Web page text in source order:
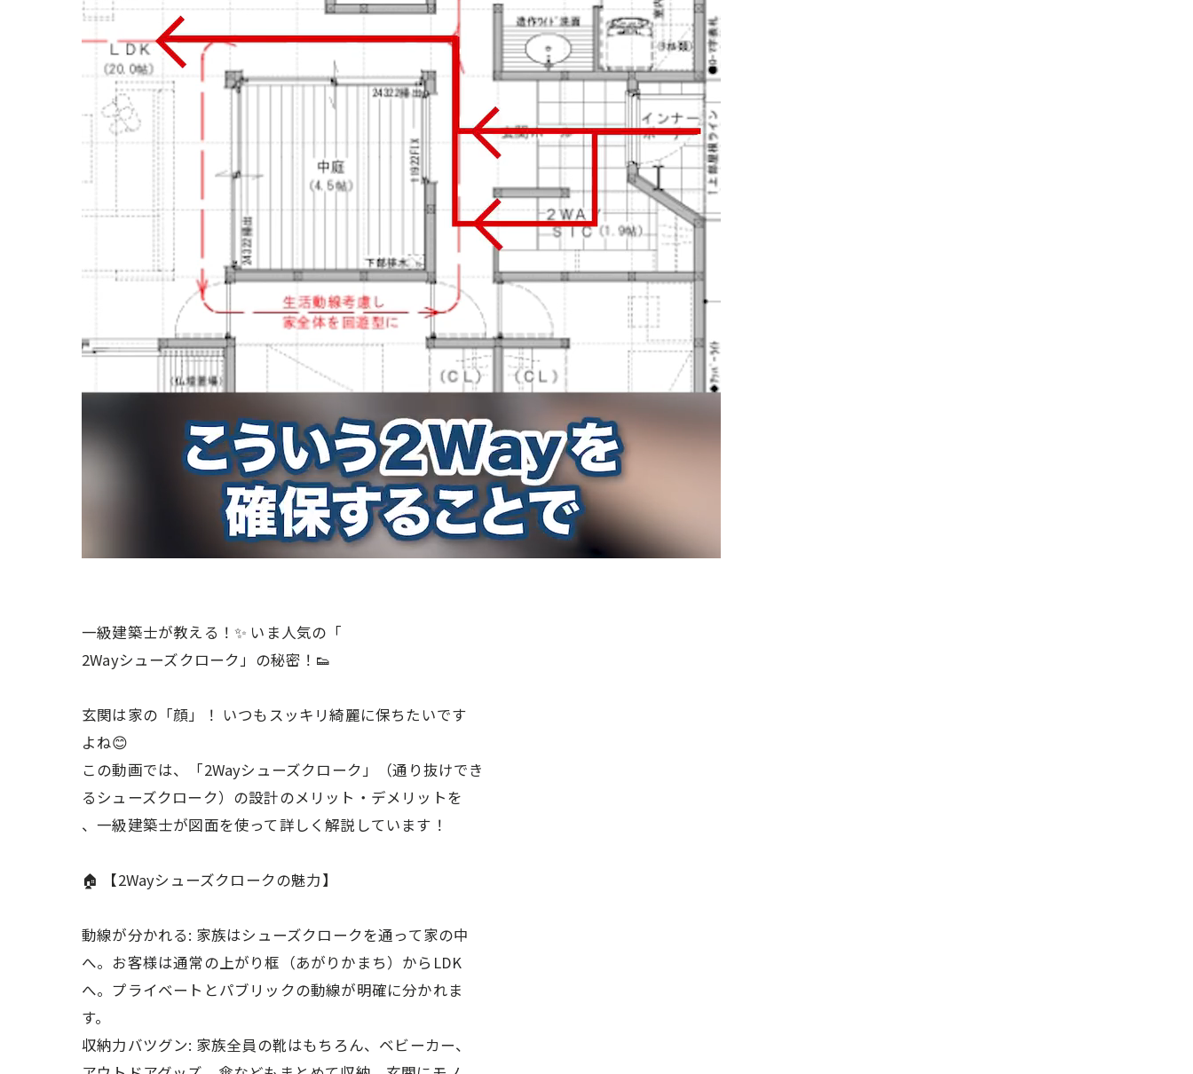
一級建築士が教える！✨ いま人気の「
2Wayシューズクローク」の秘密！👟
玄関は家の「顔」！ いつもスッキリ綺麗に保ちたいです
よね😊
この動画では、「2Wayシューズクローク」（通り抜けでき
るシューズクローク）の設計のメリット・デメリットを
、一級建築士が図面を使って詳しく解説しています！
🏠 【2Wayシューズクロークの魅力】
動線が分かれる: 家族はシューズクロークを通って家の中
へ。お客様は通常の上がり框（あがりかまち）からLDK
へ。プライベートとパブリックの動線が明確に分かれま
す。
収納力バツグン: 家族全員の靴はもちろん、ベビーカー、